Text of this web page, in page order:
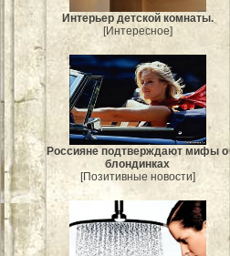
Интерьер детской комнаты.
[Интересное]
Россияне подтверждают мифы о
блондинках
[Позитивные новости]